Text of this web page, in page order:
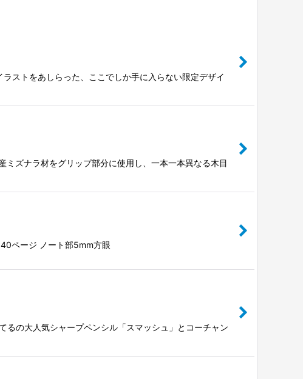
ストをあしらった、ここでしか手に入らない限定デザイ
ズナラ材をグリップ部分に使用し、一本一本異なる木目
ページ ノート部5mm方眼
の大人気シャープペンシル「スマッシュ」とコーチャン